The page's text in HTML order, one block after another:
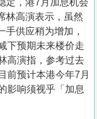
定，港7月加息机会
林高演表示，虽然
手供应稍为增加，
下预期未来楼价走
高演指，参考过去
前预计本港今年7月
影响须视乎「加息